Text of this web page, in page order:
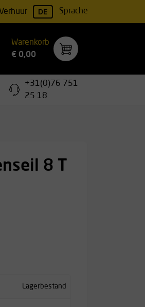
Verhuur DE Sprache
Warenkorb
€ 0,00
+31(0)76 751
25 18
8 T
Lagerbestand